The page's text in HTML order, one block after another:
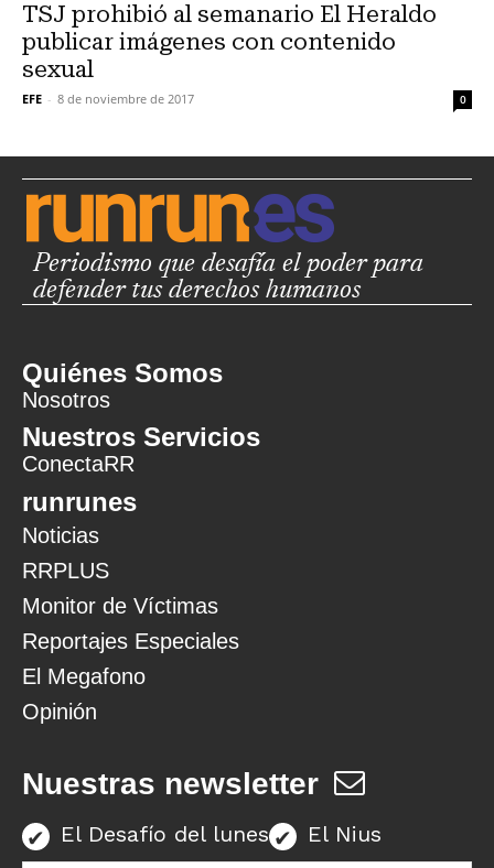
TSJ prohibió al semanario El Heraldo
publicar imágenes con contenido
sexual
EFE - 8 de noviembre de 2017 0
Periodismo que desafía el poder para
defender tus derechos humanos
Quiénes Somos
Nosotros
Nuestros Servicios
ConectaRR
runrunes
Noticias
RRPLUS
Monitor de Víctimas
Reportajes Especiales
El Megafono
Opinión
Nuestras newsletter
El Desafío del lunes El Nius